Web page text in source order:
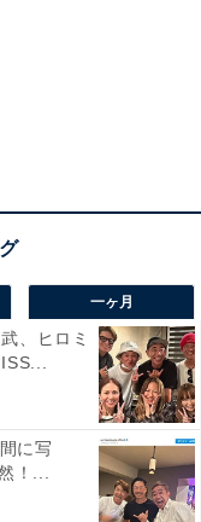
一ヶ月
、ヒロミ
に写
！...